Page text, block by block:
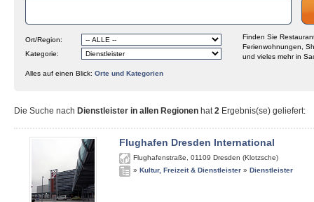
Ort/Region:
Kategorie:
Finden Sie
Ferienwohnungen,
und vieles mehr in
Alles auf einen Blick: Orte und Kategorien
Die Suche nach Dienstleister in allen Regionen hat2 Ergebnis(se) geliefert:
Flughafen Dresden International
Flughafenstraße 01109 Dresden (Klotzsche)
» Kultur, Freizeit & Dienstleister » Dienstleister